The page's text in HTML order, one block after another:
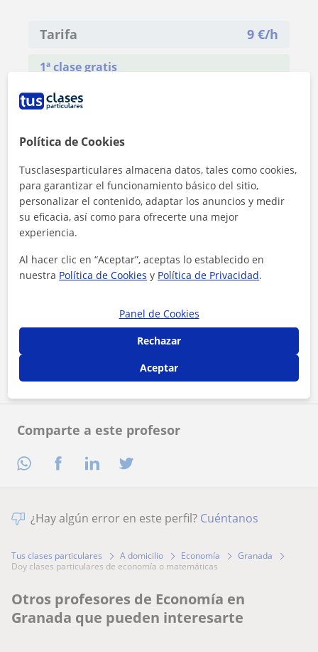
Comparte a este profesor
Tarifa 9 €/h
1ª clase gratis
Al hacer clic, aceptas nuestro aviso legaly de
¿Hay algún error en este perfil? Cuéntanos
Tus clases particulares A domicilio Economía
Granada
doy clases particulares de economía o matemáticas
Otros profesores de Economía en
Granada que pueden interesarte
Política de Cookies
Tusclasesparticulares almacena datos, tales como cookies,
para garantizar el funcionamiento básico del sitio,
personalizar el contenido, adaptar los anuncios y medir
su eficacia, así como para ofrecerte una mejor
experiencia.
Al hacer clic en “Aceptar”, aceptas lo establecido en
nuestra Política de Cookies y Política de Privacidad.
Panel de Cookies
Rechazar
Aceptar